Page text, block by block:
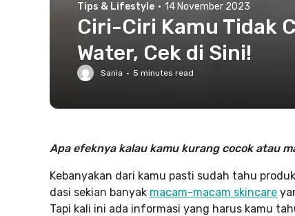
Tips & Lifestyle · 14 November 2023
Ciri-Ciri Kamu Tidak
Water, Cek di Sini!
Sania · 5 minutes read
Apa efeknya kalau kamu kurang cocok atau
Kebanyakan dari kamu pasti sudah tahu
dasi sekian banyak macam-macam skincare
Tapi kali ini ada informasi yang harus kamu